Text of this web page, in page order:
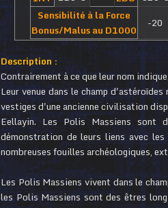
Sensibilité à la Force
Bonus/Malus au D1000
-20
Description :
Contrairement à ce que leur nom
Leur venue dans le champ
vestiges d'une ancienne civilisation
Eellayin. Les Polis Massiens sont
démonstration de leurs liens avec
nombreuses fouilles archéologiques,
Les Polis Massiens vivent dans le
les Polis Massiens sont des êtres